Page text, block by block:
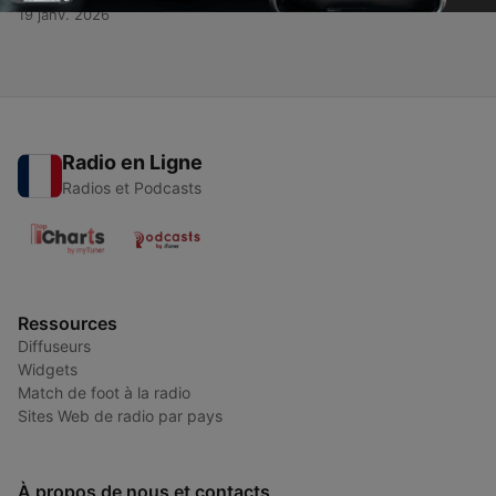
19 janv. 2026
Radio en Ligne
Radios et Podcasts
Ressources
Diffuseurs
Widgets
Match de foot à la radio
Sites Web de radio par pays